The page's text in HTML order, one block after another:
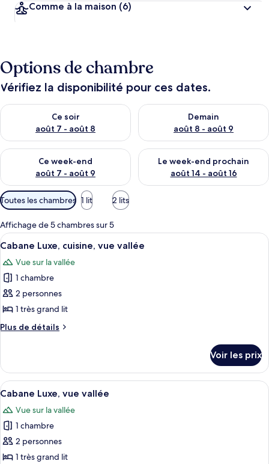
Comme à la maison (6)
Options de chambre
Vérifiez la disponibilité pour ces dates.
Ce soir
août 7 - août 8
Vérifier la disponibilité pour ce soir août 7 - août 8
Demain
août 8 - août 9
Vérifier la disponibilité pour
Ce week-end
août 7 - août 9
Vérifier la disponibilité pour ce week-end août 7 - août 9
Le week-end prochain
août 14 - août 16
Vérifier la disponibilité pour
Filtres
disponibles
pour
les
chambres
Toutes les chambres 1 lit 2 lits
Affichage de 5 chambres sur 5
Afficher
toutes
les
photos
pour
ce
type
de
Cabane
Luxe,
cuisine,
vue
vallée
Une cabane en bois rustique, avec
4
Cabane Luxe, cuisine, vue vallée
Vue sur la vallée
1 chambre
2 personnes
1 très grand lit
Plus de détails
Plus
le
type
de
Cabane
Luxe,
cuisine,
vue
vallée
Voir les prix
Afficher
toutes
les
photos
pour
ce
Une cabane en bois rustique, avec
4
Cabane Luxe, vue vallée
Vue sur la vallée
1 chambre
2 personnes
1 très grand lit